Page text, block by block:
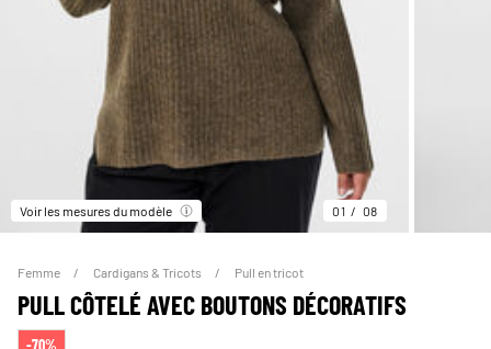
Voir les mesures du modèle 01 08
Femme Cardigans & Tricots Pull en tricot
PULL CÔTELÉ AVEC BOUTONS DÉCORATIFS